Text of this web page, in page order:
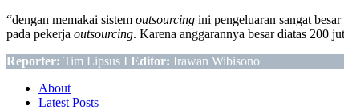
“dengan memakai sistem outsourcing ini pengeluaran sangat
pada pekerja outsourcing. Karena anggarannya besar diatas 200
Reporter: Tim Lipsus I Editor: Irawan Wibisono
About
Latest Posts